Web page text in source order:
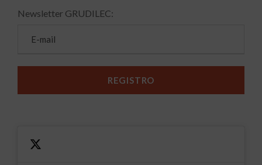
Newsletter GRUDILEC: